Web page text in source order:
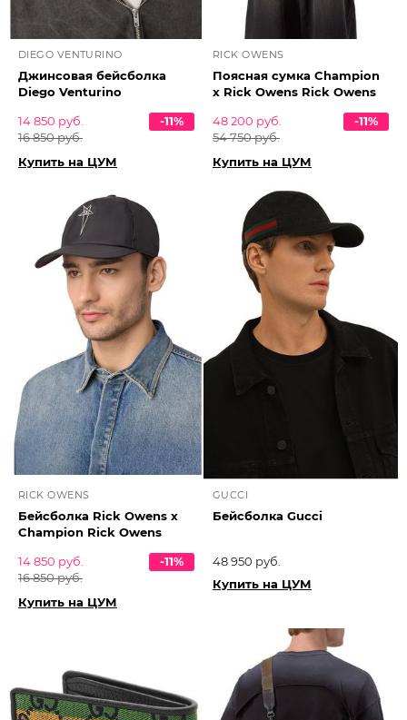
DIEGO VENTURINO
Джинсовая бейсболка
Diego Venturino
14 850 руб.
16 850 руб.
-11%
Купить на ЦУМ
RICK OWENS
Поясная сумка Champion
x Rick Owens Rick Owens
48 200 руб.
54 750 руб.
-11%
Купить на ЦУМ
RICK OWENS
Бейсболка Rick Owens x
Champion Rick Owens
14 850 руб.
16 850 руб.
-11%
Купить на ЦУМ
GUCCI
Бейсболка Gucci
48 950 руб.
Купить на ЦУМ